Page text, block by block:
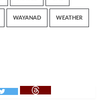
WAYANAD WEATHER